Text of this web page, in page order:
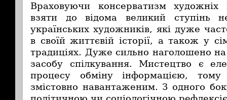
Враховуючи консерватизм
взяти до відома великий ступінь
українських художників, які дуже
в своїй життєвій історії, а також у
традиціях. Дуже сильно наголошено на
засобу спілкування. Мистецтво є
процесу обміну інформацією,
змістовно навантаженим. З одного